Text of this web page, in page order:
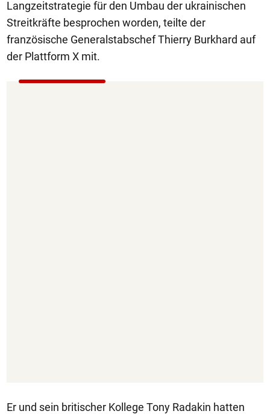
Langzeitstrategie für den Umbau der ukrainischen
Streitkräfte besprochen worden, teilte der
französische Generalstabschef Thierry Burkhard auf
der Plattform X mit.
Er und sein britischer Kollege Tony Radakin hatten